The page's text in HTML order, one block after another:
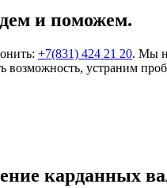
и поможем.
+7(831) 424 21 20. Мы
возможность, устраним
карданных